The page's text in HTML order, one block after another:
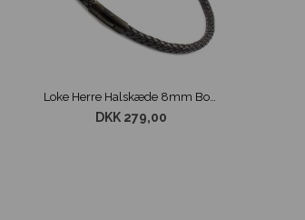
Loke Herre Halskæde 8mm Boloflet Sort
DKK 279,00